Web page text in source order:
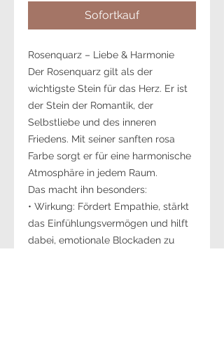
Sofortkauf
Rosenquarz – Liebe & Harmonie
Der Rosenquarz gilt als der
wichtigste Stein für das Herz. Er ist
der Stein der Romantik, der
Selbstliebe und des inneren
Friedens. Mit seiner sanften rosa
Farbe sorgt er für eine harmonische
Atmosphäre in jedem Raum.
Das macht ihn besonders:
• Wirkung: Fördert Empathie, stärkt
das Einfühlungsvermögen und hilft
dabei, emotionale Blockaden zu